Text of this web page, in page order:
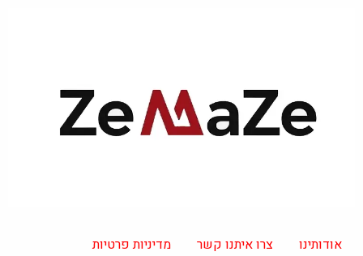
אודותינו צרו איתנו קשר מדיניות פרטיות